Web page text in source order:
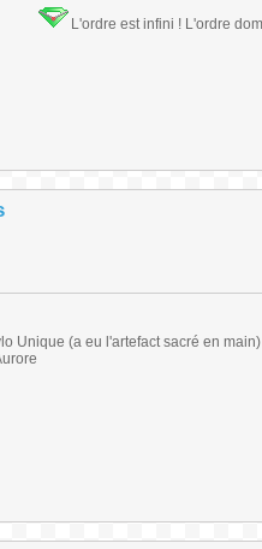
L'ordre est infini ! L'ordre
Unique (a eu l'artefact sacré en